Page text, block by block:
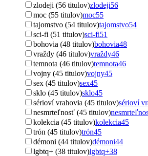
zlodeji (56 titulov)zlodeji56
moc (55 titulov)moc55
tajomstvo (54 titulov)tajomstvo54
sci-fi (51 titulov)sci-fi51
bohovia (48 titulov)bohovia48
vraždy (46 titulov)vraždy46
temnota (46 titulov)temnota46
vojny (45 titulov)vojny45
sex (45 titulov)sex45
sklo (45 titulov)sklo45
sérioví vrahovia (45 titulov)sérioví
nesmrteľnosť (45 titulov)
kolekcia (45 titulov)kolekcia45
trón (45 titulov)trón45
démoni (44 titulov)démoni44
lgbtq+ (38 titulov)lgbtq+38